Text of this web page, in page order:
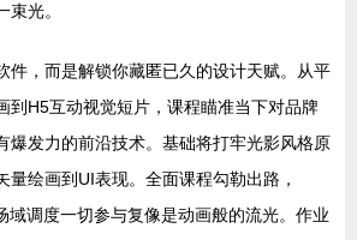
光。
件，而是解锁你藏匿已久的设计天赋。从平
到H5互动视觉短片，课程瞄准当下对品牌
爆发力的前沿技术。基础将打牢光影风格原
量绘画到UI表现。全面课程勾勒出路，
域调度一切参与复像是动画般的流光。作业